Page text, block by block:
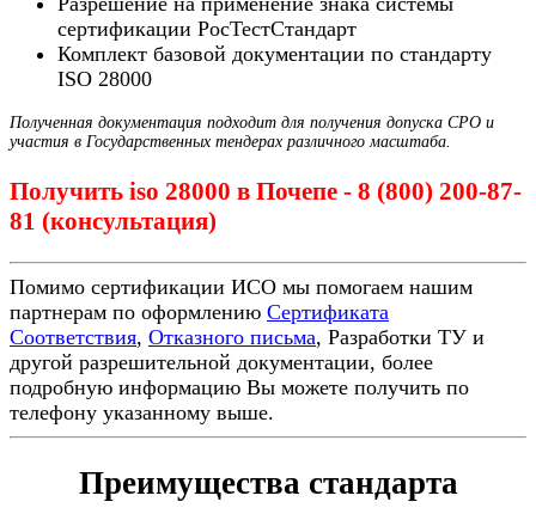
сертификации РосТестСтандарт
Комплект базовой документации по стандарту
ISO 28000
Полученная документация подходит для получения допуска СРО и
участия в Государственных тендерах различного масштаба.
Получить iso 28000 в Почепе - 8 (800) 200-87-
81 (консультация)
Помимо сертификации ИСО мы помогаем нашим
партнерам по оформлению Сертификата
Соответствия, Отказного письма, Разработки ТУ и
другой разрешительной документации, более
подробную информацию Вы можете получить по
телефону указанному выше.
Преимущества стандарта